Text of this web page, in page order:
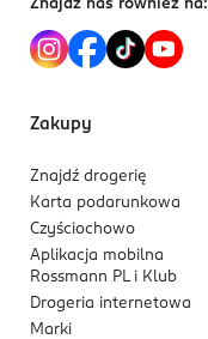
Znajdź nas również na:
Zakupy
Znajdź drogerię
Karta podarunkowa
Czyściochowo
Aplikacja mobilna
Rossmann PL i Klub
Drogeria internetowa
Marki